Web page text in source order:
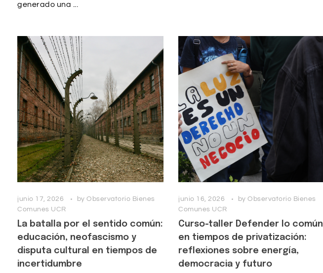
generado una ...
junio 17, 2026 by Observatorio Bienes
Comunes UCR
La batalla por el sentido común:
educación, neofascismo y
disputa cultural en tiempos de
incertidumbre
junio 16, 2026 by Observatorio Bienes
Comunes UCR
Curso-taller Defender lo común
en tiempos de privatización:
reflexiones sobre energía,
democracia y futuro